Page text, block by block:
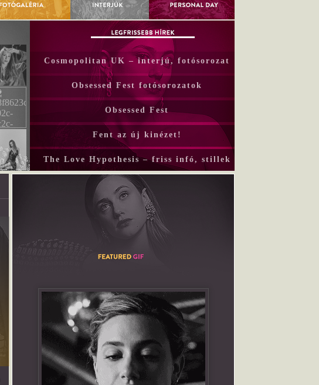
Cosmopolitan UK – interjú, fotósorozat
Obsessed Fest fotósorozatok
Obsessed Fest
Fent az új kinézet!
The Love Hypothesis – friss infó, stillek